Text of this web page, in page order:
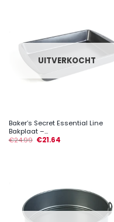
UITVERKOCHT
Baker’s Secret Essential Line
Bakplaat –...
€24.99 €21.64